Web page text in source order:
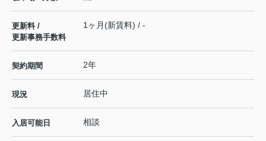
更新料 /
更新事務手数料
1ヶ月(新賃料) / -
契約期間 2年
現況 居住中
入居可能日 相談